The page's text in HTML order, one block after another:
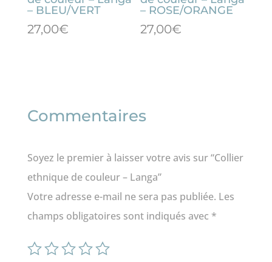
– BLEU/VERT
27,00€
– ROSE/ORANGE
27,00€
Commentaires
Soyez le premier à laisser votre avis sur “Collier
ethnique de couleur – Langa”
Votre adresse e-mail ne sera pas publiée. Les
champs obligatoires sont indiqués avec *